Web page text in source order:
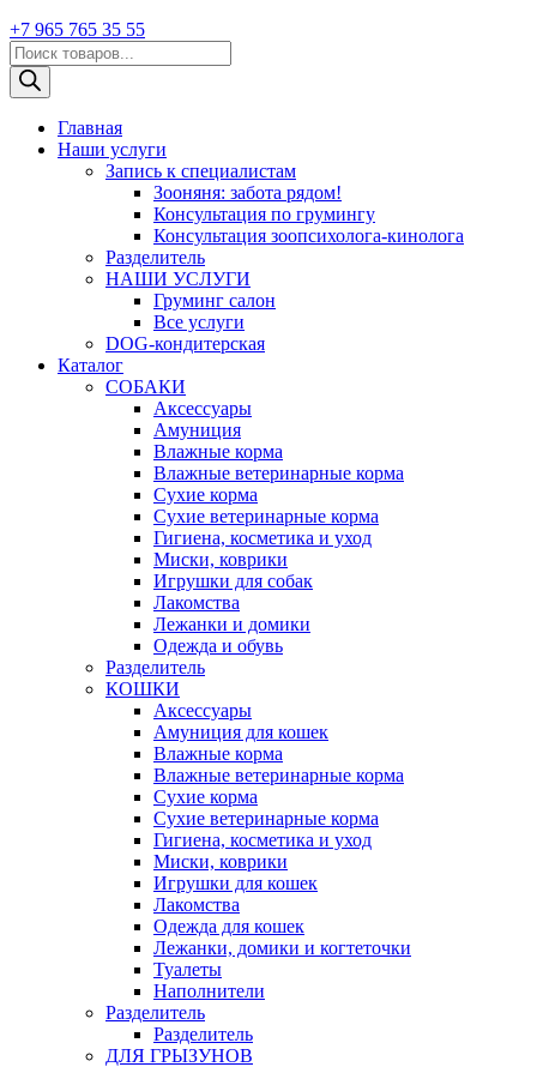
+7 965 765 35 55
Поиск
товаров
Главная
Наши услуги
Запись к специалистам
Зооняня: забота рядом!
Консультация по грумингу
Консультация зоопсихолога-кинолога
Pазделитель
НАШИ УСЛУГИ
Груминг салон
Все услуги
DOG-кондитерская
Каталог
СОБАКИ
Аксессуары
Амуниция
Влажные корма
Влажные ветеринарные корма
Сухие корма
Сухие ветеринарные корма
Гигиена, косметика и уход
Миски, коврики
Игрушки для собак
Лакомства
Лежанки и домики
Одежда и обувь
Разделитель
КОШКИ
Аксессуары
Амуниция для кошек
Влажные корма
Влажные ветеринарные корма
Сухие корма
Сухие ветеринарные корма
Гигиена, косметика и уход
Миски, коврики
Игрушки для кошек
Лакомства
Одежда для кошек
Лежанки, домики и когтеточки
Туалеты
Наполнители
Pазделитель
Разделитель
ДЛЯ ГРЫЗУНОВ